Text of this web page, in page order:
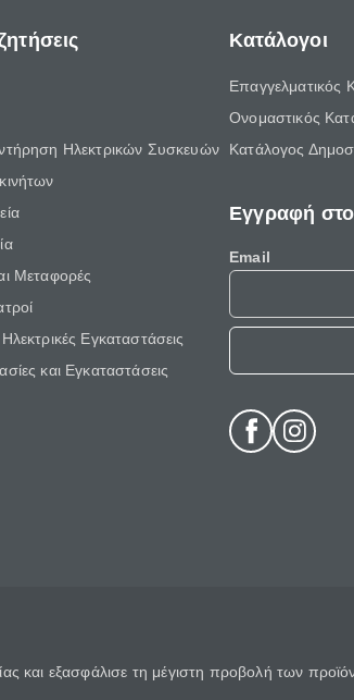
Ηλεκτρικών Συσκευών
Μεταφορές
Εγκαταστάσεις
και Εγκαταστάσεις
Κατάλογοι
Επαγγελματικός
Ονομαστικός
Κατάλογος
Εγγραφή
Email
και εξασφάλισε τη μέγιστη προβολή των